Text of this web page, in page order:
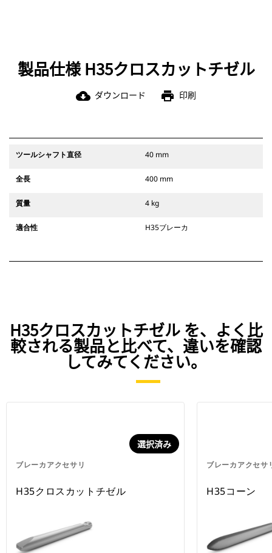
製品仕様 H35クロスカットチゼル
cloud_download ダウンロード print 印刷
ツールシャフト直径 40 mm
全長 400 mm
質量 4 kg
適合性 H35ブレーカ
H35クロスカットチゼル を、よく比
較される製品と比べて、違いを確認
してみてください。
ブレーカアクセサリ
選択済み
H35クロスカットチゼル
ブレーカアクセサ
H35コーン